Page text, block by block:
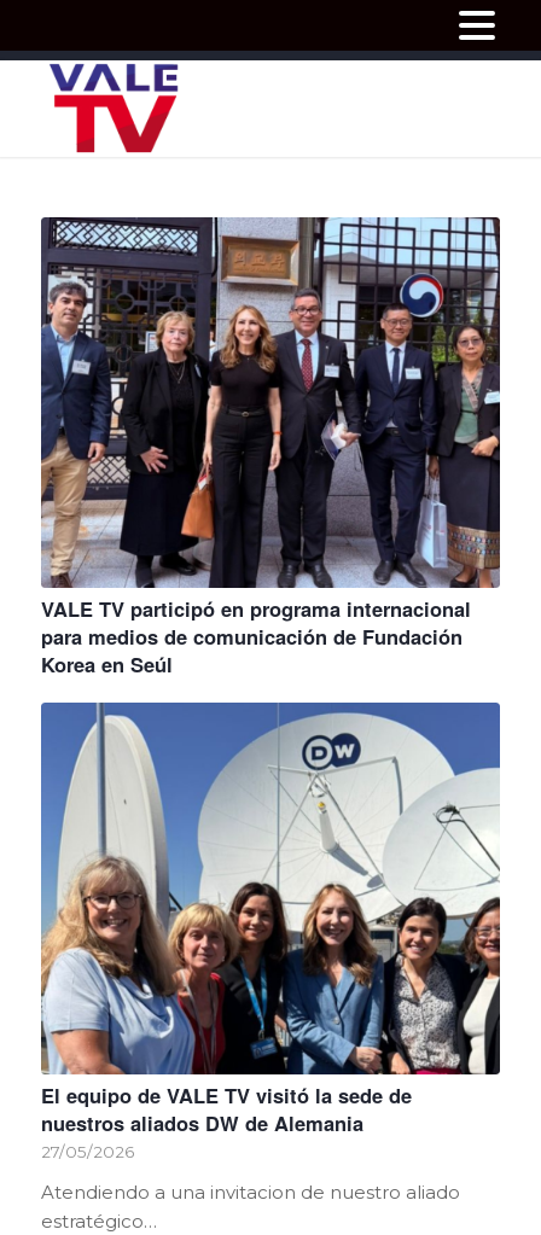
VALE TV participó en programa internacional
para medios de comunicación de Fundación
Korea en Seúl
El equipo de VALE TV visitó la sede de
nuestros aliados DW de Alemania
27/05/2026
Atendiendo a una invitacion de nuestro aliado
estratégico…